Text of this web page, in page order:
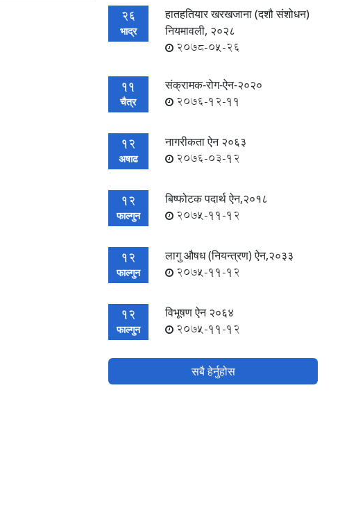
26
भाद्र
हातहतियार खरखजाना (दशौ संशोधन)
नियमावली, २०२८
2078-05-26
11
चैत्र
संक्रामक-रोग-ऐन-२०२०
2076-12-11
12
अषाढ
नागरीकता ऐन २०६३
2076-03-12
12
फाल्गुन
बिष्फोटक पदार्थ ऐन,२०१८
2075-11-12
12
फाल्गुन
लागु औषध (नियन्त्रण) ऐन,२०३३
2075-11-12
12
फाल्गुन
विभूषण ऐन २०६४
2075-11-12
सबै हेर्नुहोस